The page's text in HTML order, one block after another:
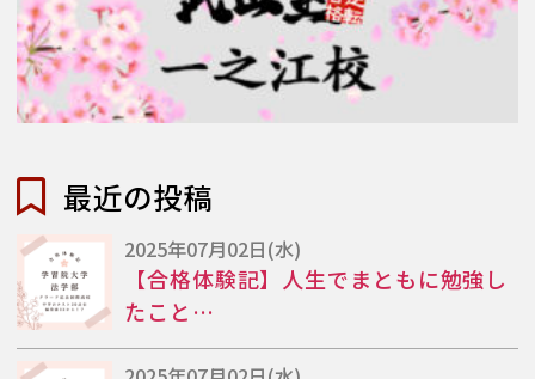
最近の投稿
2025年07月02日(水)
【合格体験記】人生でまともに勉強し
たこと…